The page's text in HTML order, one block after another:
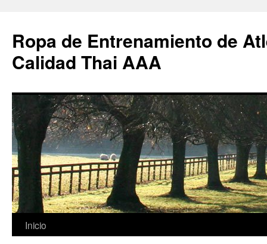
Ropa de Entrenamiento de
Calidad Thai AAA
Saltar
Inicio